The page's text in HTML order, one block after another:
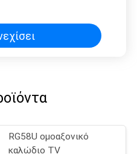
RG58U ομοαξονικό
καλώδιο TV